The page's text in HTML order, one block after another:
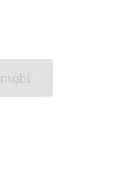
mobi